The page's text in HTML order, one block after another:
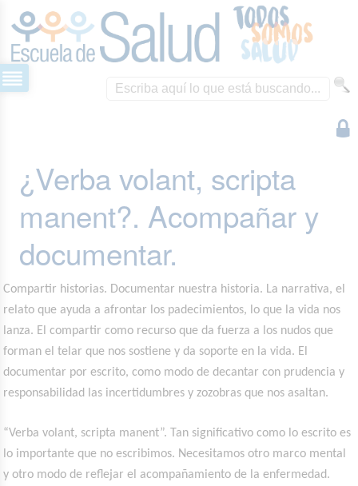
¿Verba volant, scripta
manent?. Acompañar y
documentar.
Compartir historias. Documentar nuestra historia. La narrativa, el
relato que ayuda a afrontar los padecimientos, lo que la vida nos
lanza. El compartir como recurso que da fuerza a los nudos que
forman el telar que nos sostiene y da soporte en la vida. El
documentar por escrito, como modo de decantar con prudencia y
responsabilidad las incertidumbres y zozobras que nos asaltan.
“Verba volant, scripta manent”. Tan significativo como lo escrito es
lo importante que no escribimos. Necesitamos otro marco mental
y otro modo de reflejar el acompañamiento de la enfermedad.